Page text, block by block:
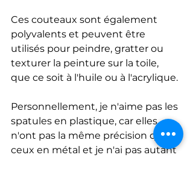
Ces couteaux sont également
polyvalents et peuvent être
utilisés pour peindre, gratter ou
texturer la peinture sur la toile,
que ce soit à l'huile ou à l'acrylique.
Personnellement, je n'aime pas les
spatules en plastique, car elles
n'ont pas la même précision que
ceux en métal et je n'ai pas autant